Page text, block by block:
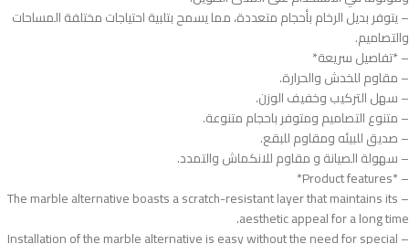
– يتوفر بديل الرخام بأحجام متعددة، مما يسمح بتلبية احتياجات مختلفة المساحات
والتصاميم.
– *تفاصيل سريعة*
– مقاوم للخدش والحرارة.
– سهل التركيب وخفيف الوزن.
– متنوع التصاميم ومتوفر باحجام متنوعة.
– صديق للبيئه ومقاوم للبقع.
– سهولة الصيانة و مقاوم للانكماش والتمدد.
– *Product features*
– The marble alternative boasts a scratch-resistant layer that maintains its
aesthetic appeal for a long time.
– Installation of the marble alternative is easy without the need for special